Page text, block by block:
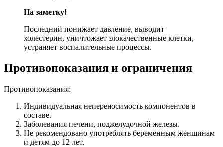
На заметку!
Последний понижает давление, выводит
холестерин, уничтожает злокачественные клетки,
устраняет воспалительные процессы.
Противопоказания и ограничения
Противопоказания:
Индивидуальная непереносимость компонентов в
составе.
Заболевания печени, поджелудочной железы.
Не рекомендовано употреблять беременным женщинам
и детям до 12 лет.